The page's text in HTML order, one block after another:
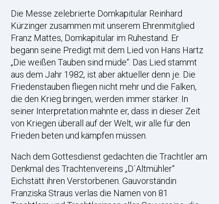
Die Messe zelebrierte Domkapitular Reinhard
Kürzinger zusammen mit unserem Ehrenmitglied
Franz Mattes, Domkapitular im Ruhestand. Er
begann seine Predigt mit dem Lied von Hans Hartz
„Die weißen Tauben sind müde“. Das Lied stammt
aus dem Jahr 1982, ist aber aktueller denn je. Die
Friedenstauben fliegen nicht mehr und die Falken,
die den Krieg bringen, werden immer stärker. In
seiner Interpretation mahnte er, dass in dieser Zeit
von Kriegen überall auf der Welt, wir alle für den
Frieden beten und kämpfen müssen.
Nach dem Gottesdienst gedachten die Trachtler am
Denkmal des Trachtenvereins „D´Altmühler“
Eichstätt ihren Verstorbenen. Gauvorständin
Franziska Straus verlas die Namen von 81